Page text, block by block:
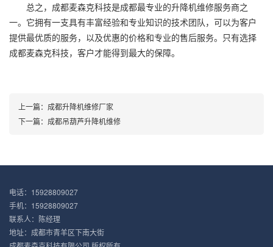
总之，成都麦森克科技是成都最专业的升降机维修服务商之
一。它拥有一支具有丰富经验和专业知识的技术团队，可以为客户
提供最优质的服务，以及优惠的价格和专业的售后服务。只有选择
成都麦森克科技，客户才能得到最大的保障。
上一篇： 成都升降机维修厂家
下一篇： 成都吊葫芦升降机维修
电话：15928809027
手机：15928809027
联系人：陈经理
地址：成都市青羊区下南大街